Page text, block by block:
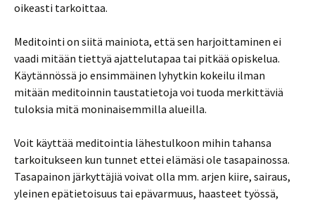
oikeasti tarkoittaa.
Meditointi on siitä mainiota, että sen harjoittaminen ei
vaadi mitään tiettyä ajattelutapaa tai pitkää opiskelua.
Käytännössä jo ensimmäinen lyhytkin kokeilu ilman
mitään meditoinnin taustatietoja voi tuoda merkittäviä
tuloksia mitä moninaisemmilla alueilla.
Voit käyttää meditointia lähestulkoon mihin tahansa
tarkoitukseen kun tunnet ettei elämäsi ole tasapainossa.
Tasapainon järkyttäjiä voivat olla mm. arjen kiire, sairaus,
yleinen epätietoisuus tai epävarmuus, haasteet työssä,